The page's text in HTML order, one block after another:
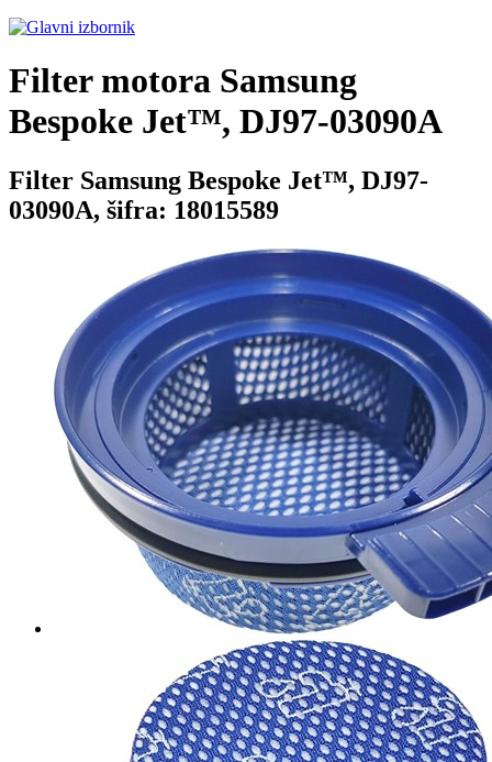
Filter motora Samsung
Bespoke Jet™, DJ97-03090A
Filter Samsung Bespoke Jet™, DJ97-
03090A, šifra: 18015589